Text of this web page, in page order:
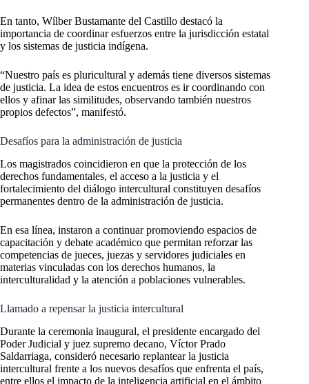
En tanto, Wílber Bustamante del Castillo destacó la
importancia de coordinar esfuerzos entre la jurisdicción estatal
y los sistemas de justicia indígena.
“Nuestro país es pluricultural y además tiene diversos sistemas
de justicia. La idea de estos encuentros es ir coordinando con
ellos y afinar las similitudes, observando también nuestros
propios defectos”, manifestó.
Desafíos para la administración de justicia
Los magistrados coincidieron en que la protección de los
derechos fundamentales, el acceso a la justicia y el
fortalecimiento del diálogo intercultural constituyen desafíos
permanentes dentro de la administración de justicia.
En esa línea, instaron a continuar promoviendo espacios de
capacitación y debate académico que permitan reforzar las
competencias de jueces, juezas y servidores judiciales en
materias vinculadas con los derechos humanos, la
interculturalidad y la atención a poblaciones vulnerables.
Llamado a repensar la justicia intercultural
Durante la ceremonia inaugural, el presidente encargado del
Poder Judicial y juez supremo decano, Víctor Prado
Saldarriaga, consideró necesario replantear la justicia
intercultural frente a los nuevos desafíos que enfrenta el país,
entre ellos el impacto de la inteligencia artificial en el ámbito